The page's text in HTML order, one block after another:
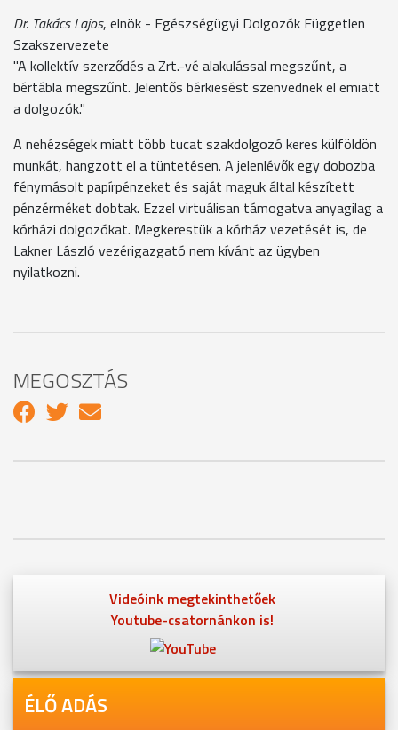
Dr. Takács Lajos, elnök - Egészségügyi Dolgozók Független
Szakszervezete
"A kollektív szerződés a Zrt.-vé alakulással megszűnt, a
bértábla megszűnt. Jelentős bérkiesést szenvednek el emiatt
a dolgozók."
A nehézségek miatt több tucat szakdolgozó keres külföldön
munkát, hangzott el a tüntetésen. A jelenlévők egy dobozba
fénymásolt papírpénzeket és saját maguk által készített
pénzérméket dobtak. Ezzel virtuálisan támogatva anyagilag a
kórházi dolgozókat. Megkerestük a kórház vezetését is, de
Lakner László vezérigazgató nem kívánt az ügyben
nyilatkozni.
MEGOSZTÁS
Videóink megtekinthetőek
Youtube-csatornánkon is!
ÉLŐ ADÁS